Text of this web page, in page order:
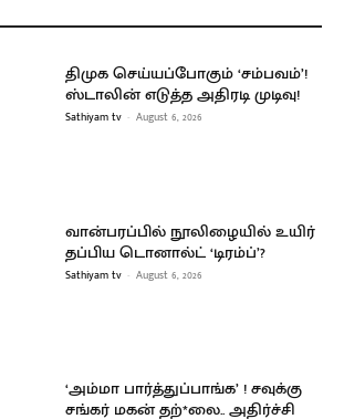
திமுக செய்யப்போகும் ‘சம்பவம்’!
ஸ்டாலின் எடுத்த அதிரடி முடிவு!
Sathiyam tv - August 6, 2026
வான்பரப்பில் நூலிழையில் உயிர்
தப்பிய டொனால்ட் ‘டிரம்ப்’?
Sathiyam tv - August 6, 2026
‘அம்மா பார்த்துப்பாங்க’ ! சவுக்கு
சங்கர் மகன் தற்*லை.. அதிர்ச்சி